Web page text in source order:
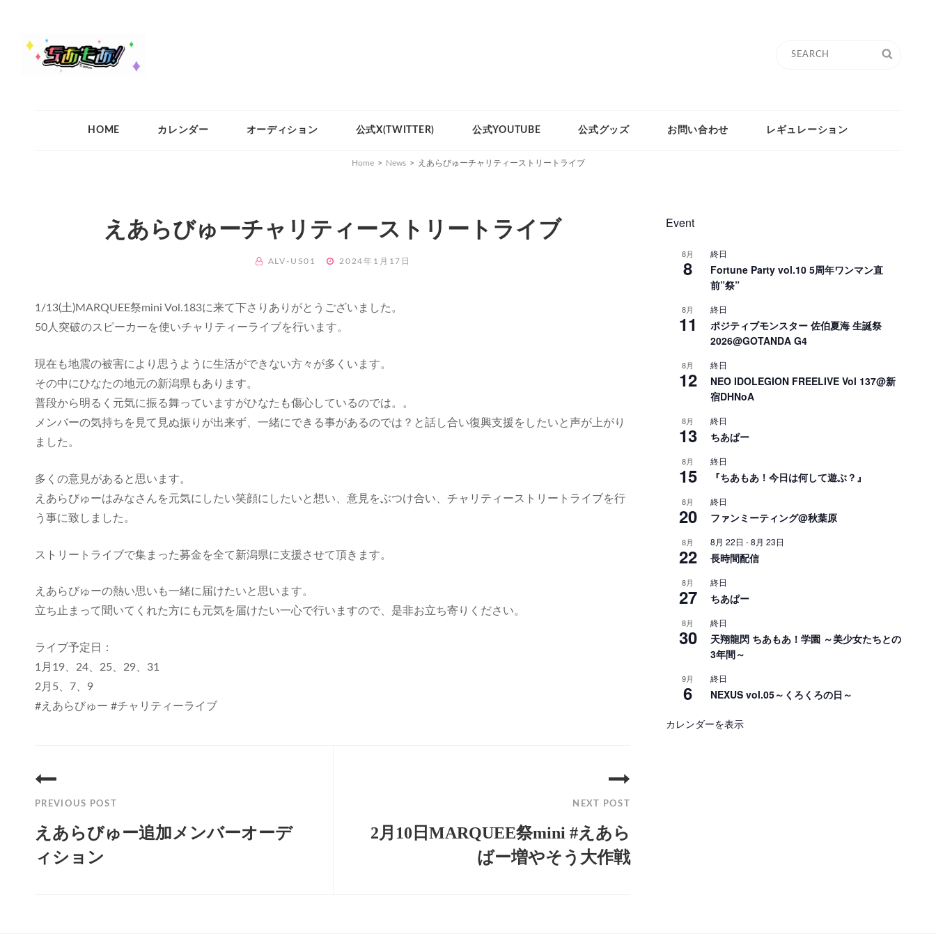
ちあもあ
ちあもあ
Search
HOME カレンダー オーディション 公式X(TWITTER) 公式YOUTUBE 公式グッズ お問い合わせ レギュレーション
Home > News > えあらびゅーチャリティーストリートライブ
えあらびゅーチャリティーストリートライブ
BY ALV-US01
POSTED
2024年1月17日
1/13(土)MARQUEE祭mini Vol.183に来て下さりありがとうございました。
50人突破のスピーカーを使いチャリティーライブを行います。
現在も地震の被害により思うように生活ができない方々が多くいます。
その中にひなたの地元の新潟県もあります。
普段から明るく元気に振る舞っていますがひなたも傷心しているのでは。。
メンバーの気持ちを見て見ぬ振りが出来ず、一緒にできる事があるのでは？と話し合い復興支援をしたいと声が上がり
ました。
多くの意見があると思います。
えあらびゅーはみなさんを元気にしたい笑顔にしたいと想い、意見をぶつけ合い、チャリティーストリートライブを行
う事に致しました。
ストリートライブで集まった募金を全て新潟県に支援させて頂きます。
えあらびゅーの熱い思いも一緒に届けたいと思います。
立ち止まって聞いてくれた方にも元気を届けたい一心で行いますので、是非お立ち寄りください。
ライブ予定日：
1月19、24、25、29、31
2月5、7、9
#えあらびゅー #チャリティーライブ
稿
ナ
ビ
ゲ
PREVIOUS POST
えあらびゅー追加メンバーオーデ
ィション
NEXT POST
2月10日MARQUEE祭mini #えあら
ばー増やそう大作戦
Event
8月
8
終日
Fortune Party vol.10 5周年ワンマン直
前”祭”
8月
11
終日
ポジティブモンスター 佐伯夏海 生誕祭
2026@GOTANDA G4
8月
12
終日
NEO IDOLEGION FREELIVE Vol 137@新
宿DHNoA
8月
13
終日
ちあぱー
8月
15
終日
『ちあもあ！今日は何して遊ぶ？』
8月
20
終日
ファンミーティング@秋葉原
8月
22
8月 22日 -8月 23日
長時間配信
8月
27
終日
ちあぱー
8月
30
終日
天翔龍閃 ちあもあ！学園 ～美少女たちとの
3年間～
9月
6
終日
NEXUS vol.05～くろくろの日～
カレンダーを表示